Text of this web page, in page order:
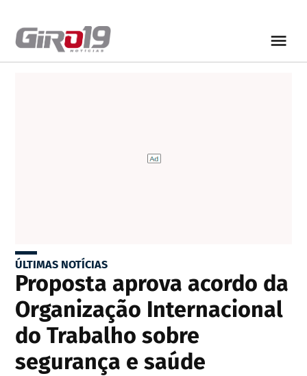
ÚLTIMAS NOTÍCIAS
Proposta aprova acordo da
Organização Internacional
do Trabalho sobre
segurança e saúde